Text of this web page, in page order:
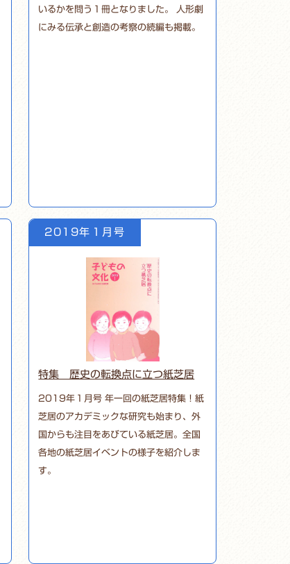
いるかを問う１冊となりました。 人形劇
にみる伝承と創造の考察の続編も掲載。
2019年１月号
特集 歴史の転換点に立つ紙芝居
2019年１月号 年一回の紙芝居特集！紙
芝居のアカデミックな研究も始まり、外
国からも注目をあびている紙芝居。全国
各地の紙芝居イベントの様子を紹介しま
す。